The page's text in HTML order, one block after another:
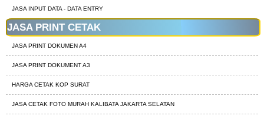
JASA INPUT DATA - DATA ENTRY
JASA PRINT CETAK
JASA PRINT DOKUMEN A4
JASA PRINT DOKUMENT A3
HARGA CETAK KOP SURAT
JASA CETAK FOTO MURAH KALIBATA JAKARTA SELATAN